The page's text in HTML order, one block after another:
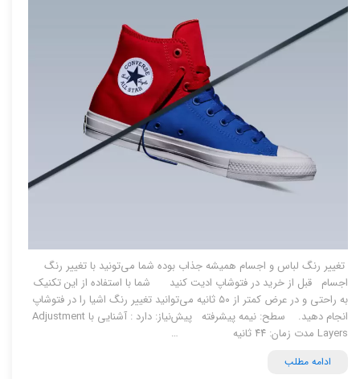
تغییر رنگ لباس و اجسام همیشه جذاب بوده شما می‌تونید با تغییر رنگ
اجسام قبل از خرید در فتوشاپ ادیت کنید شما با استفاده از این تکنیک
به راحتی و در عرض کمتر از ۵۰ ثانیه می‌توانید تغییر رنگ اشیا را در فتوشاپ
انجام دهید. سطح: نیمه پیشرفته پیش‌نیاز: دارد : آشنایی با Adjustment
Layers مدت زمان: ۴۴ ثانیه …
ادامه مطلب